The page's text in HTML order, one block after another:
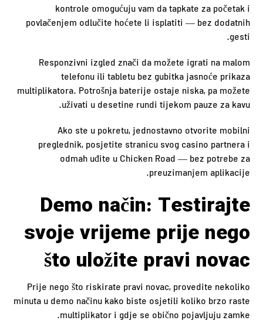
kontrole omogućuju vam da tapkate za početak i
povlačenjem odlučite hoćete li isplatiti — bez dodatnih
gesti.
Responzivni izgled znači da možete igrati na malom
telefonu ili tabletu bez gubitka jasnoće prikaza
multiplikatora. Potrošnja baterije ostaje niska, pa možete
uživati u desetine rundi tijekom pauze za kavu.
Ako ste u pokretu, jednostavno otvorite mobilni
preglednik, posjetite stranicu svog casino partnera i
odmah uđite u Chicken Road — bez potrebe za
preuzimanjem aplikacije.
Demo način: Testirajte
svoje vrijeme prije nego
što uložite pravi novac
Prije nego što riskirate pravi novac, provedite nekoliko
minuta u demo načinu kako biste osjetili koliko brzo raste
multiplikator i gdje se obično pojavljuju zamke.